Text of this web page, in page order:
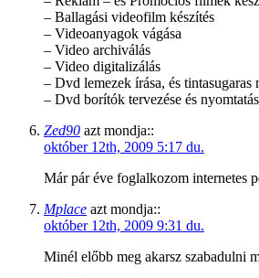
– Ballagási videofilm készítés
– Videoanyagok vágása
– Video archiválás
– Video digitalizálás
– Dvd lemezek írása, és tintasugaras
– Dvd borítók tervezése és
Zed90 azt mondja::
október 12th, 2009 5:17 du.
Már pár éve foglalkozom internetes
Mplace azt mondja::
október 12th, 2009 9:31 du.
Minél előbb meg akarsz szabadulni